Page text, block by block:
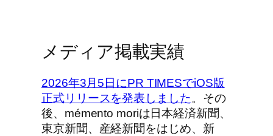
メディア掲載実績
2026年3月5日にPR TIMESでiOS版
正式リリースを発表しました。その
後、mémento moriは日本経済新聞、
東京新聞、産経新聞をはじめ、新